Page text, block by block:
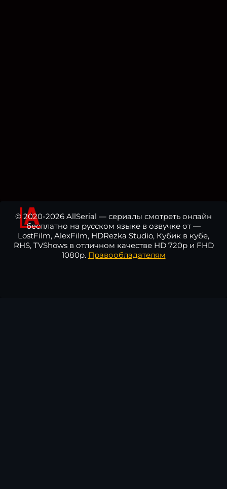
© 2020-2026 AllSerial — сериалы смотреть онлайн
бесплатно на русском языке в озвучке от —
LostFilm, AlexFilm, HDRezka Studio, Кубик в кубе,
RHS, TVShows в отличном качестве HD 720p и FHD
1080p. Правообладателям